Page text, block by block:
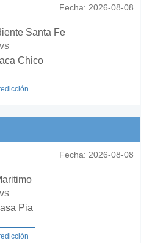
Fecha: 2026-08-08
Santa Fe
vs
Chico
Fecha: 2026-08-08
vs
Pia